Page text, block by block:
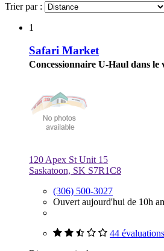
Trier par :
1
Safari Market
Concessionnaire U-Haul dans le
120 Apex St Unit 15
Saskatoon, SK S7R1C8
(306) 500-3027
Ouvert aujourd'hui de 10h
44 évaluations